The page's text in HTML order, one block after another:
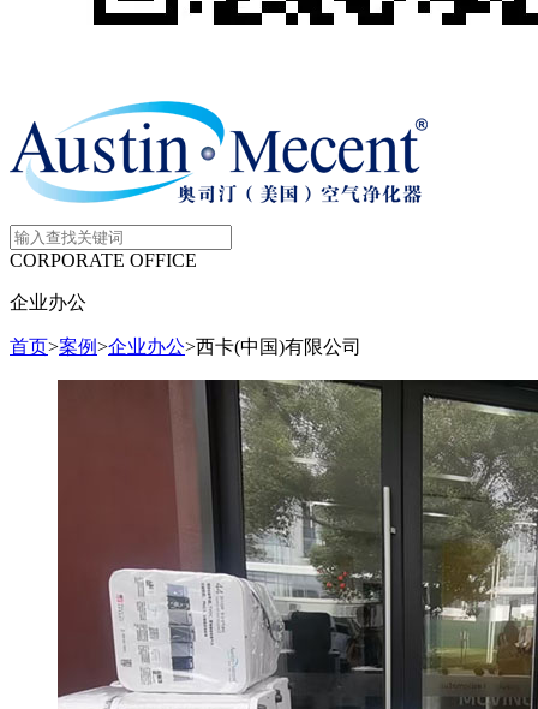
CORPORATE OFFICE
企业办公
首页>案例>企业办公>西卡(中国)有限公司